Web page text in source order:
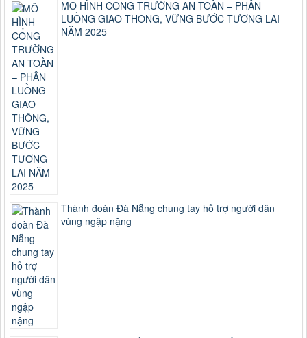
MÔ HÌNH CỔNG TRƯỜNG AN TOÀN – PHÂN
LUỒNG GIAO THÔNG, VỮNG BƯỚC TƯƠNG LAI
NĂM 2025
Thành đoàn Đà Nẵng chung tay hỗ trợ người dân
vùng ngập nặng